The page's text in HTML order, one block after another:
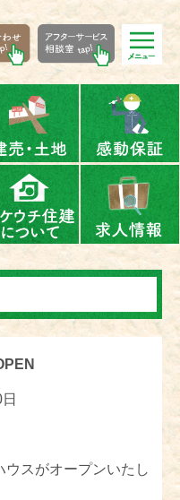
スがオープンいたし